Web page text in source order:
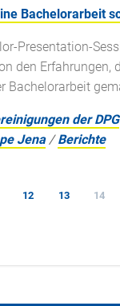
Bachelorarbeit
Presentation-
den Erfahrungen,
Bachelorarbeit
der DPG
Jena /Berichte
12 13 14